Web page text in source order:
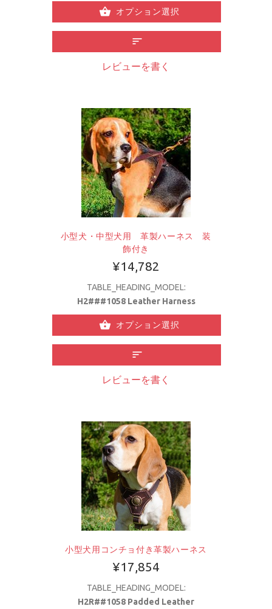
オプション選択
レビューを書く
小型犬・中型犬用 革製ハーネス 装
飾付き
¥14,782
TABLE_HEADING_MODEL:
H2###1058 Leather Harness
オプション選択
レビューを書く
小型犬用コンチョ付き革製ハーネス
¥17,854
TABLE_HEADING_MODEL:
H2R##1058 Padded Leather